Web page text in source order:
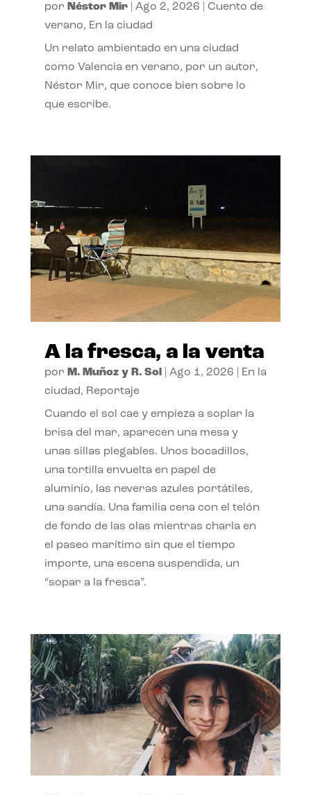
por Néstor Mir| Ago 2, 2026
Cuento de
verano, En la ciudad
Un relato ambientado en una ciudad
como Valencia en verano, por un autor,
Néstor Mir, que conoce bien sobre lo
que escribe.
A la fresca, a la venta
por M. Muñoz y R. Sol| Ago 1, 2026
En la
ciudad, Reportaje
Cuando el sol cae y empieza a soplar la
brisa del mar, aparecen una mesa y
unas sillas plegables. Unos bocadillos,
una tortilla envuelta en papel de
aluminio, las neveras azules portátiles,
una sandía. Una familia cena con el telón
de fondo de las olas mientras charla en
el paseo marítimo sin que el tiempo
importe, una escena suspendida, un
“sopar a la fresca”.